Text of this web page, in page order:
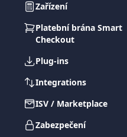
Zařízení
Platební brána Smart
Checkout
Plug-ins
Integrations
ISV / Marketplace
Zabezpečení